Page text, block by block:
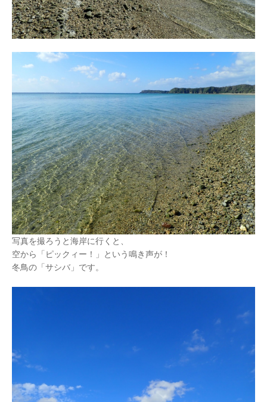
写真を撮ろうと海岸に行くと、
空から「ピックィー！」という鳴き声が！
冬鳥の「サシバ」です。